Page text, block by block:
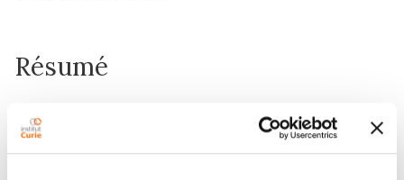
Résumé
Wild-type p53 acts as a tumor suppressor gene by
protecting cells from deleterious effects of genotoxic
agents through the induction of a G1/S arrest or